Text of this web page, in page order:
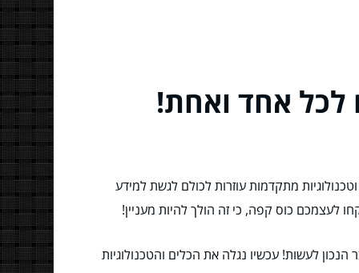
לכל אחד ואחת!
מתקדמות עוזרות לכולם לגשת למידע
לעצמכם כוס קפה, כי זה הולך להיות מעניין!
לעשות! עכשיו נגלה את הכלים והטכנולוגיות